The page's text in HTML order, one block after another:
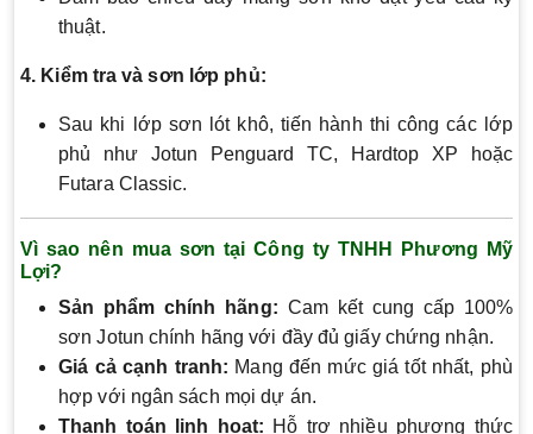
thuật.
4. Kiểm tra và sơn lớp phủ:
Sau khi lớp sơn lót khô, tiến hành thi công các lớp
phủ như Jotun Penguard TC, Hardtop XP hoặc
Futara Classic.
Vì sao nên mua sơn tại Công ty TNHH Phương Mỹ
Lợi?
Sản phẩm chính hãng: Cam kết cung cấp 100%
sơn Jotun chính hãng với đầy đủ giấy chứng nhận.
Giá cả cạnh tranh: Mang đến mức giá tốt nhất, phù
hợp với ngân sách mọi dự án.
Thanh toán linh hoạt: Hỗ trợ nhiều phương thức